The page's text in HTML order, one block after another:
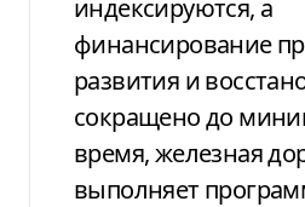
индексируются, а
финансирование
развития и
сокращено до
время, железная
выполняет